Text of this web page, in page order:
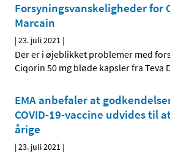
Forsyningsvanskeligheder for
Marcain
|23. juli 2021 |
Der er i øjeblikket problemer med
Ciqorin 50 mg bløde kapsler fra Teva
EMA anbefaler at
COVID-19-vaccine udvides til
årige
|23. juli 2021 |